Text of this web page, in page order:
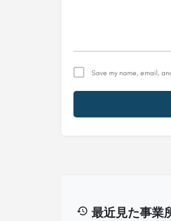
Save my name, email,
最近見た事業